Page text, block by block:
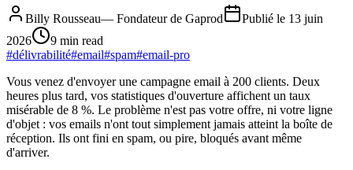
Billy Rousseau— Fondateur de Gaprod Publié le 13 juin
2026
9 min read
#délivrabilité#email#spam#email-pro
Vous venez d'envoyer une campagne email à 200 clients. Deux
heures plus tard, vos statistiques d'ouverture affichent un taux
misérable de 8 %. Le problème n'est pas votre offre, ni votre ligne
d'objet : vos emails n'ont tout simplement jamais atteint la boîte de
réception. Ils ont fini en spam, ou pire, bloqués avant même
d'arriver.